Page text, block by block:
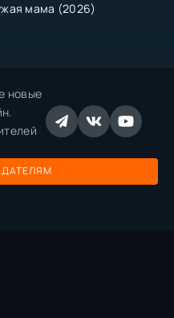
мама (2026)
новые